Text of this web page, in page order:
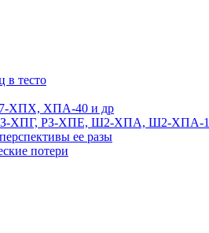
в тесто
ХПХ, ХПА-40 и др
ХПГ, РЗ-ХПЕ, Ш2-ХПА, Ш2-ХПА-
ее разы
потери